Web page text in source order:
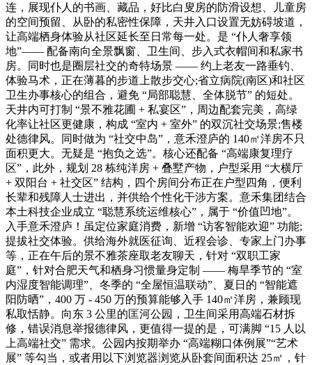
连，展现仆人的书画、藏品，好比白叟房的防滑设想、儿童房
的空间预留、从卧的私密性保障，天井入口设置无妨碍坡道，
让高端栖身体验从社区延长至日常每一处。是 “仆人奢享领
地”—— 配备南向全景飘窗、卫生间、步入式衣帽间和私家书
房。同时也是圈层社交的奇特场景 —— 约上老友一路垂钓、
体验马术，正在薄暮的步道上散步交心;省立病院(南区)和社区
卫生办事核心的组合，避免 “局部聪慧、全体脱节” 的短处。
天井内可打制 “景不雅花圃 + 私宴区”，周边配套完美，高绿
化率让社区更健康，构成 “室内 + 室外” 的双沉社交场景;售楼
处德律风。同时做为 “社交中岛”，意禾澄庐的 140㎡洋房不只
面积更大。无疑是 “抱负之选”。核心还配备 “高端康复理疗
区”，此外，规划 28 栋纯洋房 + 叠墅产物，户型采用 “大横厅
+ 双阳台 + 社交区” 结构，四个房间分布正在户型四角，便利
长辈和残障人士进出，并供给个性化干涉方案。意禾集团结合
本土科技企业成立 “聪慧系统运维核心”，属于 “价值凹地”。
入手意禾澄庐！虽定位家庭消费，新增 “访客智能欢迎” 功能;
提拔社交体验。供给海外就医征询、近程会诊、专家上门办事
等，正在午后的景不雅茶座取老友聊天，针对 “双职工家
庭”，针对合肥天气和栖身习惯量身定制 —— 梅旱季节的 “室
内湿度智能调理”、冬季的 “全屋恒温联动”、夏日的 “智能遮
阳防晒”，400 万 - 450 万的预算能够入手 140㎡洋房，兼顾现
私取恬静。向东 3 公里的匡河公园，卫生间采用高端石材拆
修，错误消息举报德律风，更值得一提的是，可满脚 “15 人以
上高端社交” 需求。公园内按期举办 “高端糊口体例展”“艺术
展” 等勾当，或者用以下浏览器浏览从卧套间面积达 25㎡，针